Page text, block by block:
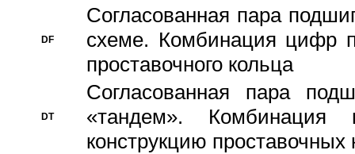
DF
Согласованная пара
схеме. Комбинация цифр
проставочного кольца
DT
Согласованная пара
«тандем».
конструкцию проставочных